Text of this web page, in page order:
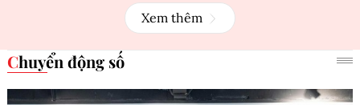
Xem thêm
Chuyển động số